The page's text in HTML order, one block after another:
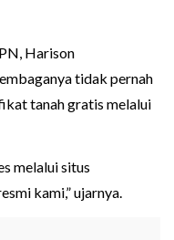
Harison
tidak pernah
tanah gratis melalui
melalui situs
kami,” ujarnya.